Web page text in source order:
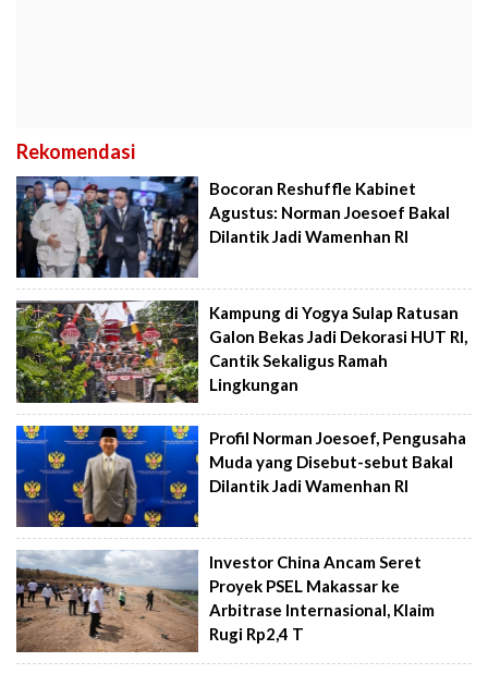
Rekomendasi
Bocoran Reshuffle Kabinet
Agustus: Norman Joesoef Bakal
Dilantik Jadi Wamenhan RI
Kampung di Yogya Sulap Ratusan
Galon Bekas Jadi Dekorasi HUT RI,
Cantik Sekaligus Ramah
Lingkungan
Profil Norman Joesoef, Pengusaha
Muda yang Disebut-sebut Bakal
Dilantik Jadi Wamenhan RI
Investor China Ancam Seret
Proyek PSEL Makassar ke
Arbitrase Internasional, Klaim
Rugi Rp2,4 T